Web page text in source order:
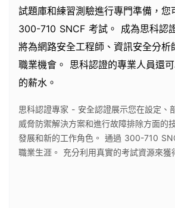
試題庫和練習測驗進行專門準備，您
300-710 SNCF 考試。 成為思科認
將為網路安全工程師、資訊安全分析
職業機會。 思科認證的專業人員還
的薪水。
思科認證專家 - 安全認證展示您在設定、
威脅防禦解決方案和進行故障排除方面的
發展和新的工作角色。 通過 300-710
職業生涯。 充分利用真實的考試資源來獲